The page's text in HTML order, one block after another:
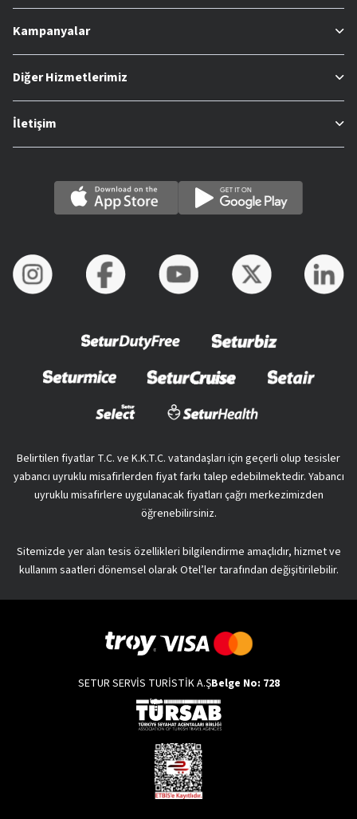
Kampanyalar
Diğer Hizmetlerimiz
İletişim
Belirtilen fiyatlar T.C. ve K.K.T.C. vatandaşları için geçerli olup tesisler
yabancı uyruklu misafirlerden fiyat farkı talep edebilmektedir. Yabancı
uyruklu misafirlere uygulanacak fiyatları çağrı merkezimizden
öğrenebilirsiniz.
Sitemizde yer alan tesis özellikleri bilgilendirme amaçlıdır, hizmet ve
kullanım saatleri dönemsel olarak Otel’ler tarafından değişitirilebilir.
SETUR SERVİS TURİSTİK A.ŞBelge No: 728